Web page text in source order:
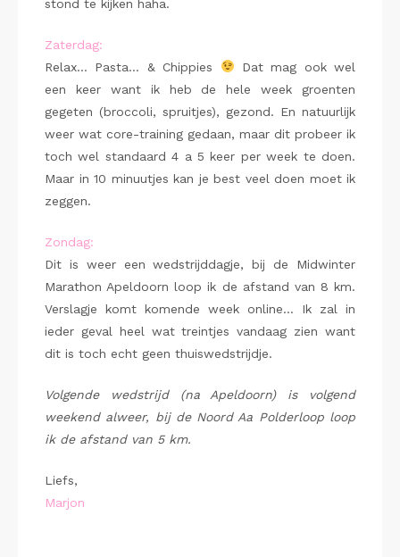
stond te kijken haha.
Zaterdag:
Relax… Pasta… & Chippies
Dat mag ook wel
een keer want ik heb de hele week groenten
gegeten (broccoli, spruitjes), gezond. En natuurlijk
weer wat core-training gedaan, maar dit probeer ik
toch wel standaard 4 a 5 keer per week te doen.
Maar in 10 minuutjes kan je best veel doen moet ik
zeggen.
Zondag:
Dit is weer een wedstrijddagje, bij de Midwinter
Marathon Apeldoorn loop ik de afstand van 8 km.
Verslagje komt komende week online… Ik zal in
ieder geval heel wat treintjes vandaag zien want
dit is toch echt geen thuiswedstrijdje.
Volgende wedstrijd (na Apeldoorn) is volgend
weekend alweer, bij de Noord Aa Polderloop loop
ik de afstand van 5 km.
Liefs,
Marjon